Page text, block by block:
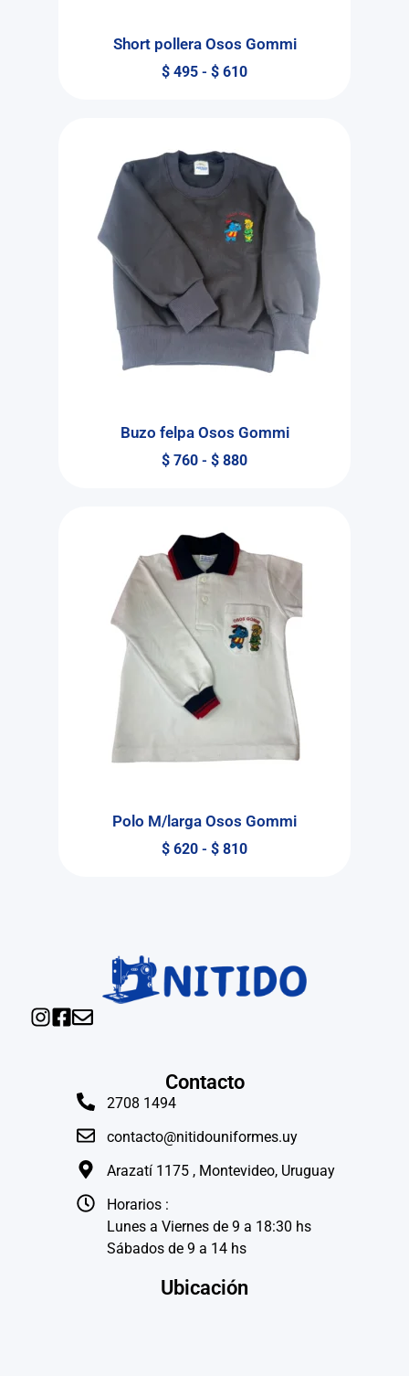
Short pollera Osos Gommi
$ 495 - $ 610
Buzo felpa Osos Gommi
$ 760 - $ 880
Polo M/larga Osos Gommi
$ 620 - $ 810
Contacto
2708 1494
contacto@nitidouniformes.uy
Arazatí 1175 , Montevideo, Uruguay
Horarios :
Lunes a Viernes de 9 a 18:30 hs
Sábados de 9 a 14 hs
Ubicación